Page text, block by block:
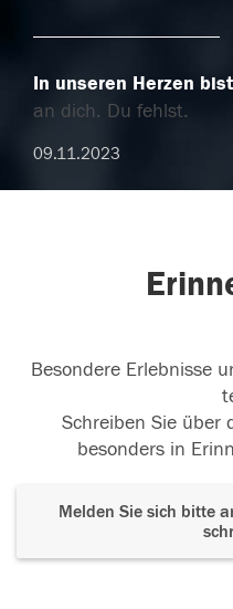
In unseren Herzen
an dich. Du fehlst.
09.11.2023
Besondere Erlebnisse
Schreiben Sie über
besonders in
Melden Sie sich bitte